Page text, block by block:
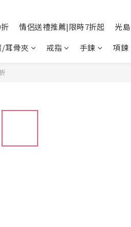
情侶送禮推薦|限時7折起
光
/耳骨夾 戒指 手鍊 項鍊